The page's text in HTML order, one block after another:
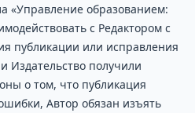
«Управление образованием:
с Редактором с
публикации или исправления
Издательство получили
о том, что публикация
Автор обязан изъять